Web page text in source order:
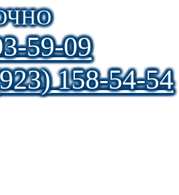
59-09
158-54-54